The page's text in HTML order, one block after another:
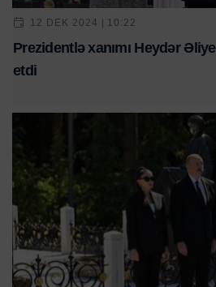
12 DEK 2024 | 10:22
Prezidentlə xanımı Heydər
etdi